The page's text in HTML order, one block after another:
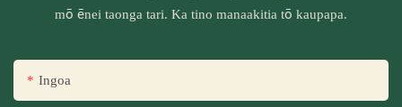
mō ēnei taonga tari. Ka tino manaakitia tō kaupapa.
Ingoa